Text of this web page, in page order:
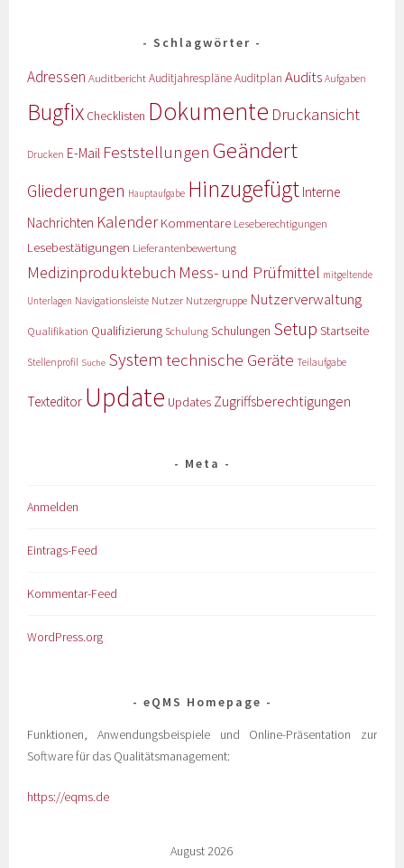
Schlagwörter
Adressen AuditberichtAuditjahrespläneAuditplan Audits Aufgaben
Bugfix Checklisten Dokumente Druckansicht
Drucken E-Mail Feststellungen Geändert
Gliederungen Hauptaufgabe Hinzugefügt Interne
Nachrichten KalenderKommentare Leseberechtigungen
Lesebestätigungen Lieferantenbewertung
Medizinproduktebuch Mess- und Prüfmittel mitgeltende
Unterlagen Navigationsleiste Nutzer Nutzergruppe Nutzerverwaltung
Qualifikation Qualifizierung Schulung Schulungen Setup Startseite
Stellenprofil Suche System technische Geräte Teilaufgabe
Texteditor Update Updates Zugriffsberechtigungen
Meta
Anmelden
Eintrags-Feed
Kommentar-Feed
WordPress.org
eQMS Homepage
Funktionen, Anwendungsbeispiele und Online-Präsentation zur
Software für das Qualitätsmanagement:
https://eqms.de
August 2026